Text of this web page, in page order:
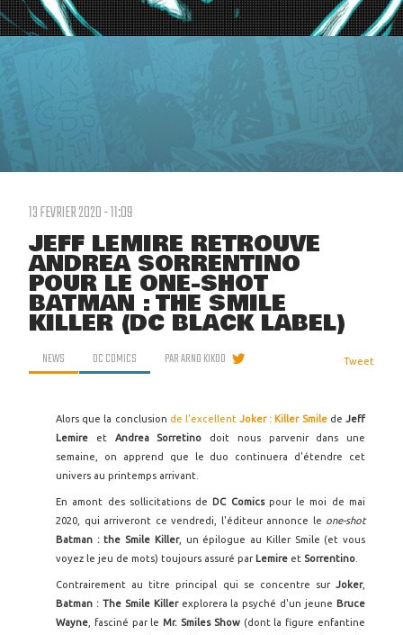
13 FEVRIER 2020 - 11:09
JEFF LEMIRE RETROUVE
ANDREA SORRENTINO
POUR LE ONE-SHOT
BATMAN : THE SMILE
KILLER (DC BLACK LABEL)
NEWS DC COMICS PARARNO KIKOO Tweet
Alors que la conclusion de l'excellentJoker : Killer SmiledeJeff
Lemire et Andrea Sorretino doit nous parvenir dans une
semaine, on apprend que le duo continuera d'étendre cet
univers au printemps arrivant.
En amont des sollicitations de DC Comicspour le moi de mai
2020, qui arriveront ce vendredi, l'éditeur annonce le one-shot
Batman : the Smile Killer, un épilogue au Killer Smile (et vous
voyez le jeu de mots) toujours assuré par Lemire et Sorrentino
Contrairement au titre principal qui se concentre sur Joker,
Batman : The Smile Killer explorera la psyché d'un jeune Bruce
Wayne , fasciné par leMr. Smiles Show (dont la figure enfantine